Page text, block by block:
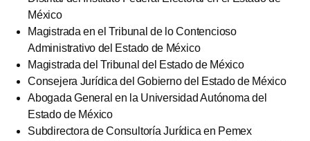
México
Magistrada en el Tribunal de lo Contencioso
Administrativo del Estado de México
Magistrada del Tribunal del Estado de México
Consejera Jurídica del Gobierno del Estado de México
Abogada General en la Universidad Autónoma del
Estado de México
Subdirectora de Consultoría Jurídica en Pemex